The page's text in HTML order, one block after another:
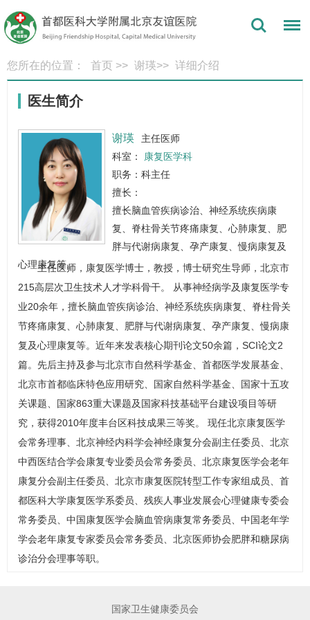
您所在的位置： 首页 >> 谢瑛>> 详细介绍
医生简介
谢瑛
主任医师
科室：
康复医学科
职务：科主任
擅长：
擅长脑血管疾病诊治、神经系统疾病康
复、脊柱骨关节疼痛康复、心肺康复、肥
胖与代谢病康复、孕产康复、慢病康复及
心理康复等。
主任医师，康复医学博士，教授，博士研究生导师，北京市
215高层次卫生技术人才学科骨干。 从事神经病学及康复医学专
业20余年，擅长脑血管疾病诊治、神经系统疾病康复、脊柱骨关
节疼痛康复、心肺康复、肥胖与代谢病康复、孕产康复、慢病康
复及心理康复等。近年来发表核心期刊论文50余篇，SCI论文2
篇。先后主持及参与北京市自然科学基金、首都医学发展基金、
北京市首都临床特色应用研究、国家自然科学基金、国家十五攻
关课题、国家863重大课题及国家科技基础平台建设项目等研
究，获得2010年度丰台区科技成果三等奖。 现任北京康复医学
会常务理事、北京神经内科学会神经康复分会副主任委员、北京
中西医结合学会康复专业委员会常务委员、北京康复医学会老年
康复分会副主任委员、北京市康复医院转型工作专家组成员、首
都医科大学康复医学系委员、残疾人事业发展会心理健康专委会
常务委员、中国康复医学会脑血管病康复常务委员、中国老年学
学会老年康复专家委员会常务委员、北京医师协会肥胖和糖尿病
诊治分会理事等职。
国家卫生健康委员会